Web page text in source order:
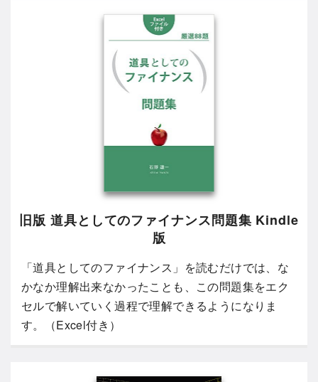
旧版 道具としてのファイナンス問題集 Kindle
版
「道具としてのファイナンス」を読むだけでは、な
かなか理解出来なかったことも、この問題集をエク
セルで解いていく過程で理解できるようになりま
す。（Excel付き）